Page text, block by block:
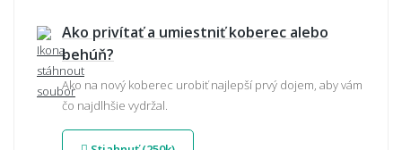
Ako privítať a umiestniť koberec alebo
behúň?
Ako na nový koberec urobiť najlepší prvý dojem, aby vám
čo najdlhšie vydržal.